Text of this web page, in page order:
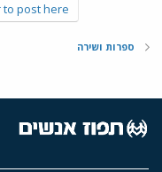
post here.
ספרות ושירה